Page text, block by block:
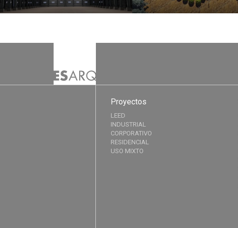
Proyectos
LEED
INDUSTRIAL
CORPORATIVO
RESIDENCIAL
USO MIXTO